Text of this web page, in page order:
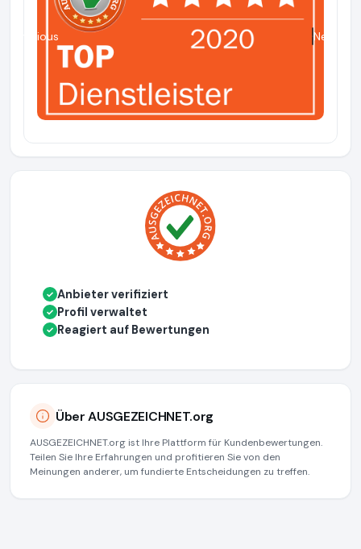
Previous Next
✓ Anbieter verifiziert
✓ Profil verwaltet
✓ Reagiert auf Bewertungen
Über AUSGEZEICHNET.org
AUSGEZEICHNET.org ist Ihre Plattform für Kundenbewertungen.
Teilen Sie Ihre Erfahrungen und profitieren Sie von den
Meinungen anderer, um fundierte Entscheidungen zu treffen.